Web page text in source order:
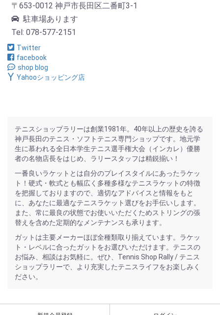
〒653-0012 神戸市長田区二番町3-1
駐車場あります
Tel: 078-577-2151
Twitter
facebook
shop blog
Yahooショッピング店
テニスショップラリーは創業1981年。40年以上の歴史を誇る
神戸長田のテニス・ソフトテニス専門ショップです。地元学
生に慕われる全日本学生テニス選手権大会（インカレ）優勝
者の名物店長をはじめ、ラリースタッフは精鋭揃い！
一番良いラケットとは自分のプレイスタイルにあったラケッ
ト！硬式・軟式とも幅広く多種多様なテニスラケットの特徴
を把握しておりますので、適切なアドバイスと情報をもと
に、あなたに最適なテニスラケット選びをお手伝いします。
また、常に最良の状態でお使いいただくためストリングの張
替えを含めた定期的なメンテナンスも承ります。
ガットは主要メーカーほぼ全種類取り揃えています。ラケッ
ト・レベルに合ったガットをお選びいただけます。テニスの
お悩み、相談はお気軽に。ぜひ、Tennis Shop Rally / テニス
ショップラリーで、より充実したテニスライフをお楽しみく
ださい。